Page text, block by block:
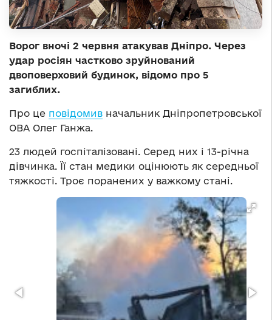
Ворог вночі 2 червня атакував Дніпро. Через
удар росіян частково зруйнований
двоповерховий будинок, відомо про 5
загиблих.
Про це повідомив начальник Дніпропетровської
ОВА Олег Ганжа.
23 людей госпіталізовані. Серед них і 13-річна
дівчинка. Її стан медики оцінюють як середньої
тяжкості. Троє поранених у важкому стані.